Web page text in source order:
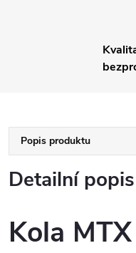
Popis produktu
Detailní
Kola